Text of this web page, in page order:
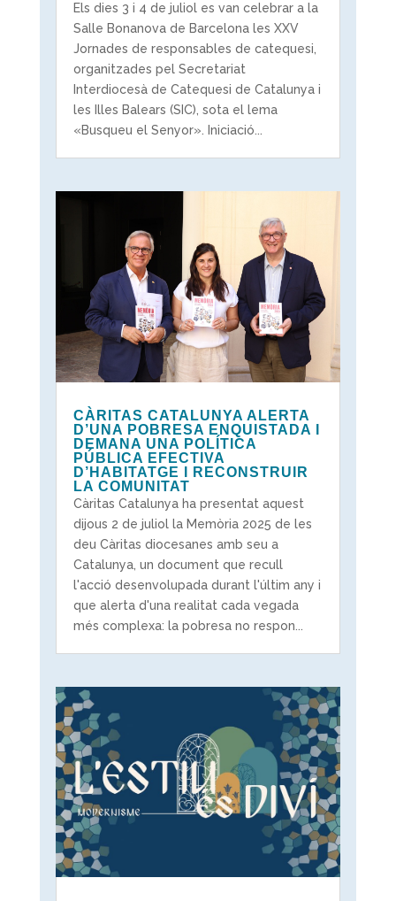
Els dies 3 i 4 de juliol es van celebrar a la
Salle Bonanova de Barcelona les XXV
Jornades de responsables de catequesi,
organitzades pel Secretariat
Interdiocesà de Catequesi de Catalunya i
les Illes Balears (SIC), sota el lema
«Busqueu el Senyor». Iniciació...
CÀRITAS CATALUNYA ALERTA
D’UNA POBRESA ENQUISTADA I
DEMANA UNA POLÍTICA
PÚBLICA EFECTIVA
D’HABITATGE I RECONSTRUIR
LA COMUNITAT
Càritas Catalunya ha presentat aquest
dijous 2 de juliol la Memòria 2025 de les
deu Càritas diocesanes amb seu a
Catalunya, un document que recull
l'acció desenvolupada durant l'últim any i
que alerta d'una realitat cada vegada
més complexa: la pobresa no respon...